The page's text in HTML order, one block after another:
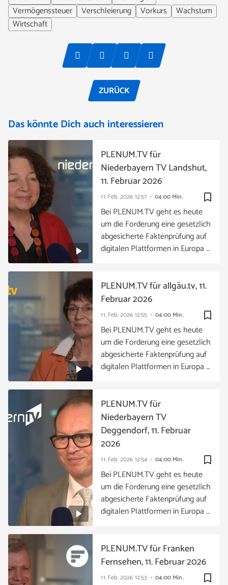
Vermögenssteuer
Verschleierung Vorkurs
Wachstum
Wirtschaft
ZURÜCK
Das könnte Dich auch interessieren
bookmark_border
11. Feb. 2026 12:57 04:00 Min.
PLENUM.TV für
Niederbayern TV Landshut,
11. Februar 2026
Bei PLENUM.TV geht es heute
um die Forderung eine gesetzlich
abgesicherte Faktenprüfung auf
digitalen Plattformen in Europa …
bookmark_border
11. Feb. 2026 12:55 04:00 Min.
PLENUM.TV für allgäu.tv, 11.
Februar 2026
Bei PLENUM.TV geht es heute
um die Forderung eine gesetzlich
abgesicherte Faktenprüfung auf
digitalen Plattformen in Europa …
bookmark_border
11. Feb. 2026 12:54 04:00 Min.
PLENUM.TV für
Niederbayern TV
Deggendorf, 11. Februar
2026
Bei PLENUM.TV geht es heute
um die Forderung eine gesetzlich
abgesicherte Faktenprüfung auf
digitalen Plattformen in Europa …
bookmark_border
11. Feb. 2026 12:53 04:00 Min.
PLENUM.TV für Franken
Fernsehen, 11. Februar 2026